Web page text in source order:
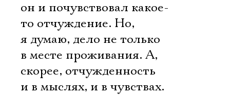
он и почувствовал какое-
то отчуждение. Но,
я думаю, дело не только
в месте проживания. А,
скорее, отчужденность
и в мыслях, и в чувствах.